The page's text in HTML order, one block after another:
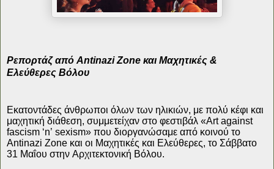
Ρεπορτάζ από Antinazi Zone και Μαχητικές &
Ελεύθερες Βόλου
Εκατοντάδες άνθρωποι όλων των ηλικιών, με πολύ κέφι και
μαχητική διάθεση, συμμετείχαν στο φεστιβάλ «Art against
fascism ‘n’ sexism» που διοργανώσαμε από κοινού το
Antinazi Zone και οι Μαχητικές και Ελεύθερες, το Σάββατο
31 Μαΐου στην Αρχιτεκτονική Βόλου.